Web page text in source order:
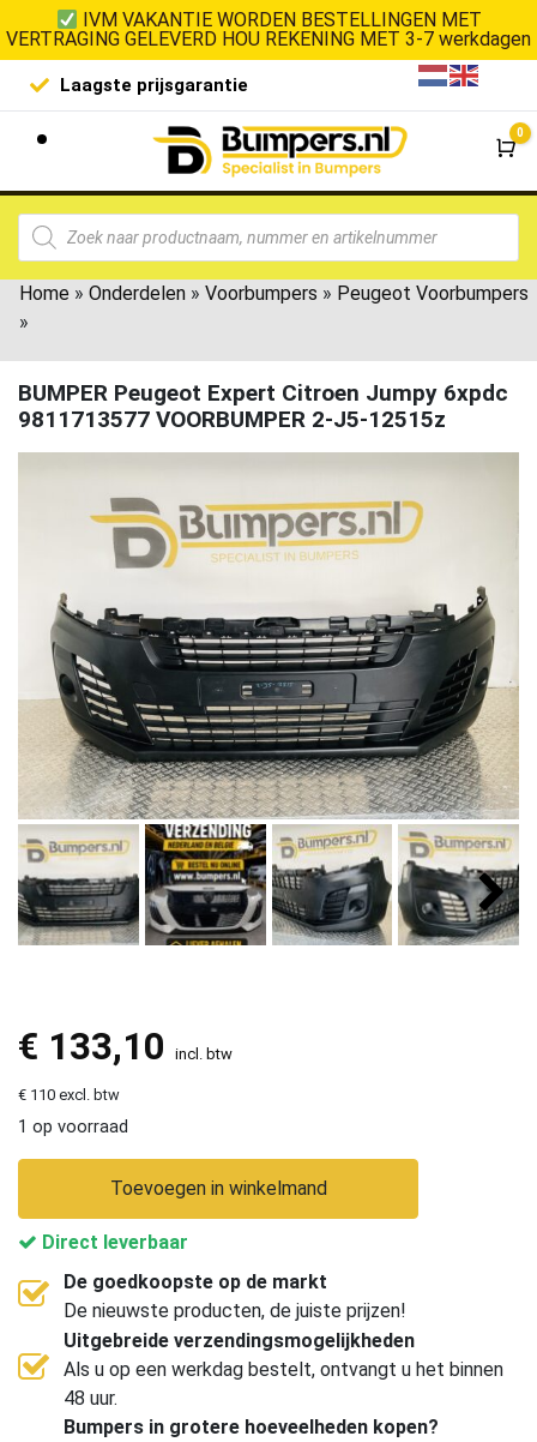
IVM VAKANTIE WORDEN BESTELLINGEN MET
VERTRAGING GELEVERD HOU REKENING MET 3-7 werkdagen
Laagste prijsgarantie De
0
Home » Onderdelen » Voorbumpers » Peugeot Voorbumpers
»
BUMPER Peugeot Expert Citroen Jumpy 6xpdc
9811713577 VOORBUMPER 2-J5-12515z
€ 133,10 incl. btw
€ 110 excl. btw
1 op voorraad
Toevoegen in winkelmand
Direct leverbaar
De goedkoopste op de markt
De nieuwste producten, de juiste prijzen!
Uitgebreide verzendingsmogelijkheden
Als u op een werkdag bestelt, ontvangt u het binnen
48 uur.
Bumpers in grotere hoeveelheden kopen?